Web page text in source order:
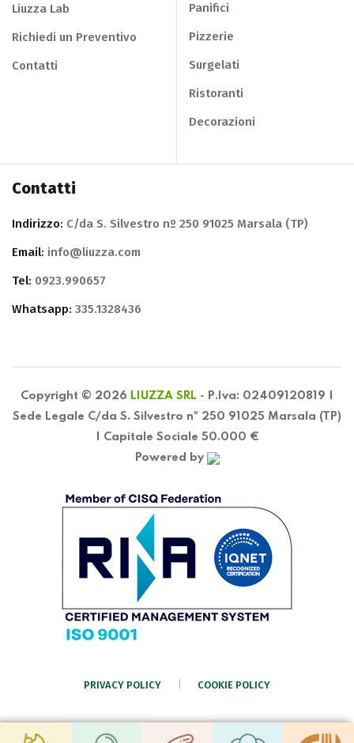
Liuzza Lab
Richiedi un Preventivo
Contatti
Panifici
Pizzerie
Surgelati
Ristoranti
Decorazioni
Contatti
Indirizzo: C/da S. Silvestro nº 250 91025 Marsala (TP)
Email: info@liuzza.com
Tel: 0923.990657
Whatsapp: 335.1328436
Copyright © 2026 LIUZZA SRL - P.Iva: 02409120819 |
Sede Legale C/da S. Silvestro nº 250 91025 Marsala (TP)
| Capitale Sociale 50.000 €
Powered by
PRIVACY POLICY COOKIE POLICY